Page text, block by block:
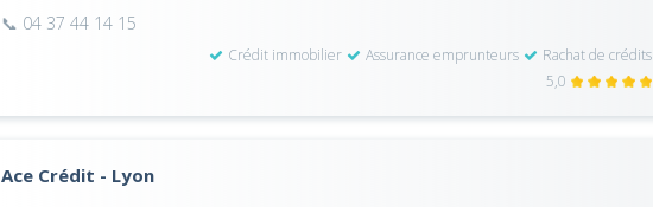
📞 04 37 44 14 15
Crédit immobilier Assurance emprunteurs
Rachat de crédits
5,0
Ace Crédit - Lyon